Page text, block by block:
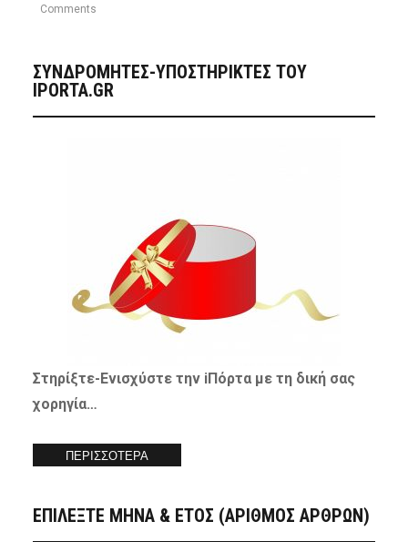
Comments
ΣΥΝΔΡΟΜΗΤΈΣ-ΥΠΟΣΤΗΡΙΚΤΈΣ ΤΟΥ
IPORTA.GR
Στηρίξτε-Ενισχύστετην iΠόρτα με τη δική σας
χορηγία…
ΠΕΡΙΣΣΟΤΕΡΑ
ΕΠΙΛΕΞΤΕ ΜΗΝΑ & ΕΤΟΣ (ΑΡΙΘΜΟΣ ΑΡΘΡΩΝ)